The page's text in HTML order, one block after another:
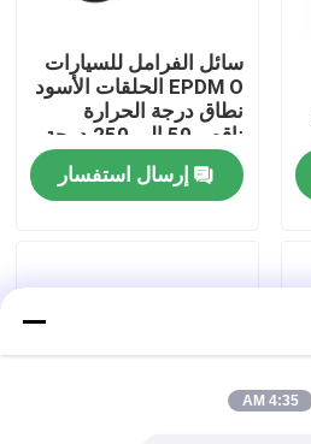
سائل الفرامل للسيارات
EPDM O الحلقات الأسود
نطاق درجة الحرارة
ناقص 50 إلى 250 درجة
عناصر الختم للأنظمة
الميكانيكيةإرسال استفسار
4:35 AM